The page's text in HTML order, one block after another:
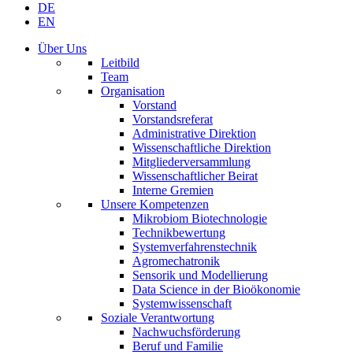
DE
EN
Über Uns
Leitbild
Team
Organisation
Vorstand
Vorstandsreferat
Administrative Direktion
Wissenschaftliche Direktion
Mitgliederversammlung
Wissenschaftlicher Beirat
Interne Gremien
Unsere Kompetenzen
Mikrobiom Biotechnologie
Technikbewertung
Systemverfahrenstechnik
Agromechatronik
Sensorik und Modellierung
Data Science in der Bioökonomie
Systemwissenschaft
Soziale Verantwortung
Nachwuchsförderung
Beruf und Familie